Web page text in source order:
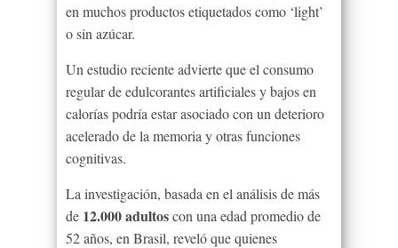
en muchos productos etiquetados como ‘light’
o sin azúcar.
Un estudio reciente advierte que el consumo
regular de edulcorantes artificiales y bajos en
calorías podría estar asociado con un deterioro
acelerado de la memoria y otras funciones
cognitivas.
La investigación, basada en el análisis de más
de 12.000 adultoscon una edad promedio de
52 años, en Brasil, reveló que quienes